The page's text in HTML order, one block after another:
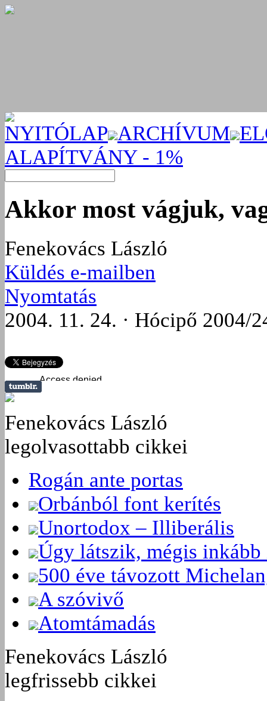
NYITÓLAP ARCHÍVUM
ALAPÍTVÁNY - 1%
Akkor most vágjuk,
Fenekovács László
Küldés e-mailben
Nyomtatás
2004. 11. 24. · Hócipő 2004/
Fenekovács László
legolvasottabb cikkei
Rogán ante portas
Orbánból font kerítés
Unortodox – Illiberális
Úgy látszik, mégis inkább
500 éve távozott
A szóvivő
Atomtámadás
Fenekovács László
legfrissebb cikkei